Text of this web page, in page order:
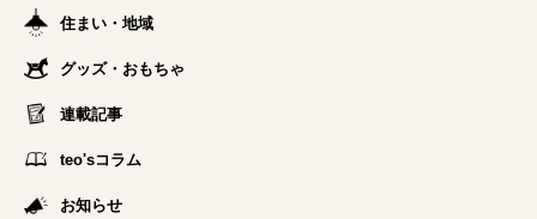
住まい・地域
グッズ・おもちゃ
連載記事
teo'sコラム
お知らせ